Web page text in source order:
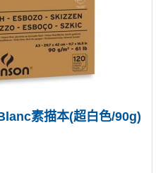
素描本(超白色/90g)